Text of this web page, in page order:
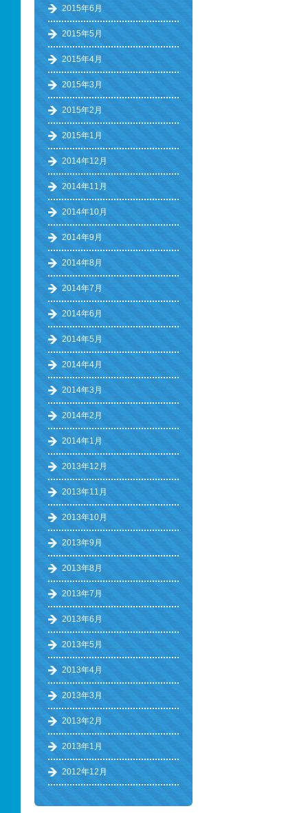
2015年6月
2015年5月
2015年4月
2015年3月
2015年2月
2015年1月
2014年12月
2014年11月
2014年10月
2014年9月
2014年8月
2014年7月
2014年6月
2014年5月
2014年4月
2014年3月
2014年2月
2014年1月
2013年12月
2013年11月
2013年10月
2013年9月
2013年8月
2013年7月
2013年6月
2013年5月
2013年4月
2013年3月
2013年2月
2013年1月
2012年12月